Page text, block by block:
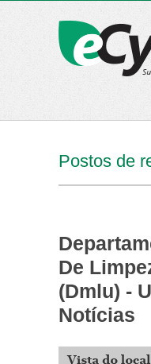
Postos de
De
(Dmlu) -
Notícias